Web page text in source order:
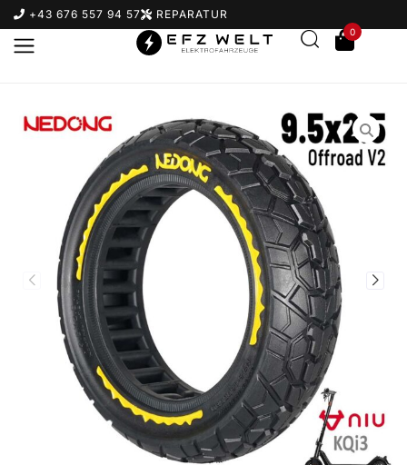
+43 676 557 94 57 REPARATUR
Suchbegriff eingeben & Enter klicken
0